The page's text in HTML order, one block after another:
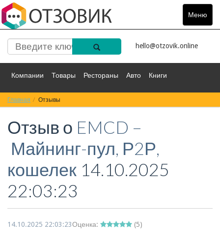
Меню
Toggle
hello@otzovik.online
Компании Товары Рестораны Авто Книги
Спорт Фильмы
Красота Здоровье Остальное
Главная Отзывы
Отзыв о EMCD –
Майнинг-пул, Р2Р,
кошелек 14.10.2025
22:03:23
14.10.2025 22:03:23Оценка: (5)